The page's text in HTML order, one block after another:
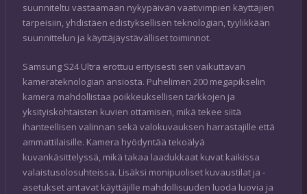
suunniteltu vastaamaan nykypäivän vaativimpien käyttäjien
tarpeisiin, yhdistäen edistyksellisen teknologian, tyylikkään
suunnittelun ja käyttäjäystävälliset toiminnot.
Samsung S24 Ultra erottuu erityisesti sen vaikuttavan
kamerateknologian ansiosta. Puhelimen 200 megapikselin
kamera mahdollistaa poikkeuksellisen tarkkojen ja
yksityiskohtaisten kuvien ottamisen, mikä tekee siitä
ihanteellisen valinnan sekä valokuvauksen harrastajille että
ammattilaisille. Kamera hyödyntää tekoälyä
kuvankäsittelyssä, mikä takaa laadukkaat kuvat kaikissa
valaistusolosuhteissa. Lisäksi monipuoliset kuvaustilat ja -
asetukset antavat käyttäjille mahdollisuuden luoda luovia ja